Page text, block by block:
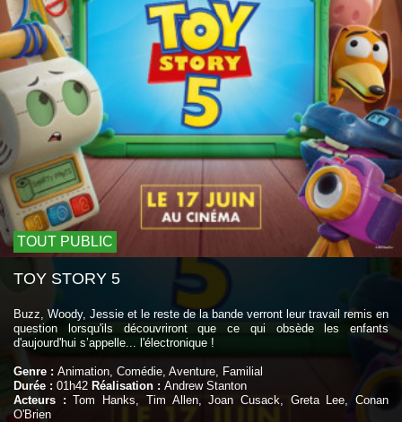
TOUT PUBLIC
TOY STORY 5
Buzz, Woody, Jessie et le reste de la bande verront leur travail remis en
question lorsqu'ils découvriront que ce qui obsède les enfants
d'aujourd'hui s’appelle... l'électronique !
Genre : Animation, Comédie, Aventure, Familial
Durée : 01h42 Réalisation : Andrew Stanton
Acteurs : Tom Hanks, Tim Allen, Joan Cusack, Greta Lee, Conan
O'Brien